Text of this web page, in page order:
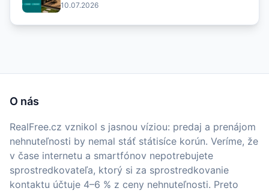
10.07.2026
O nás
RealFree.cz vznikol s jasnou víziou: predaj a prenájom
nehnuteľnosti by nemal stáť státisíce korún. Veríme, že
v čase internetu a smartfónov nepotrebujete
sprostredkovateľa, ktorý si za sprostredkovanie
kontaktu účtuje 4–6 % z ceny nehnuteľnosti. Preto